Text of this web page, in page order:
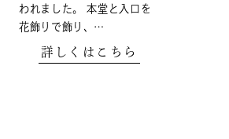
われました。 本堂と入口を
花飾りで飾り、…
詳しくはこちら